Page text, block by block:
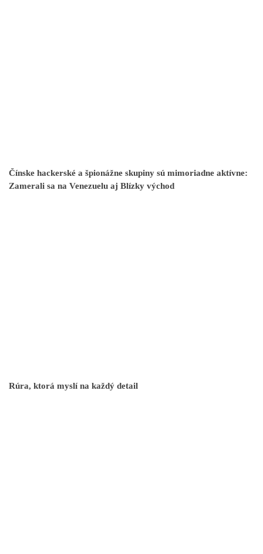
Čínske hackerské a špionážne skupiny sú mimoriadne aktívne:
Zamerali sa na Venezuelu aj Blízky východ
Rúra, ktorá myslí na každý detail